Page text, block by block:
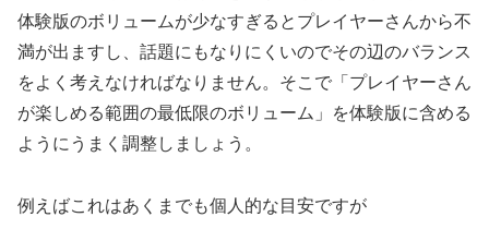
体験版のボリュームが少なすぎるとプレイヤーさんから不
満が出ますし、話題にもなりにくいのでその辺のバランス
をよく考えなければなりません。そこで「プレイヤーさん
が楽しめる範囲の最低限のボリューム」を体験版に含める
ようにうまく調整しましょう。
例えばこれはあくまでも個人的な目安ですが